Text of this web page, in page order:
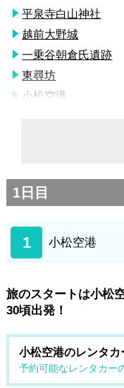
平泉寺白山神社
越前大野城
一乗谷朝倉氏遺跡
東尋坊
小松空港
1日目
1 小松空港
旅のスタートは小松
30頃出発！
小松空港のレンタカ
予約可能なレンタカー